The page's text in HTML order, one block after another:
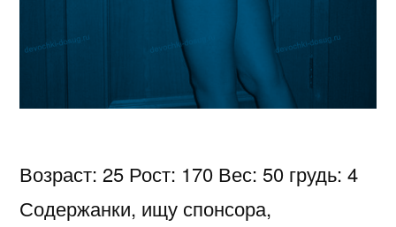
Возраст: 25 Рост: 170 Вес: 50 грудь: 4
Содержанки, ищу спонсора,